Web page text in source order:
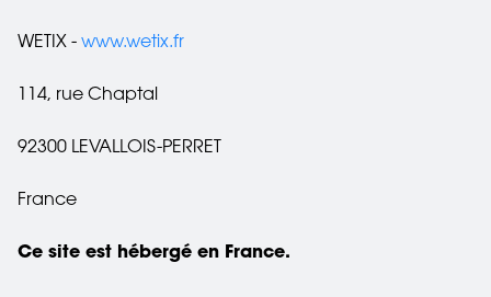
WETIX - www.wetix.fr
114, rue Chaptal
92300 LEVALLOIS-PERRET
France
Ce site est hébergé en France.